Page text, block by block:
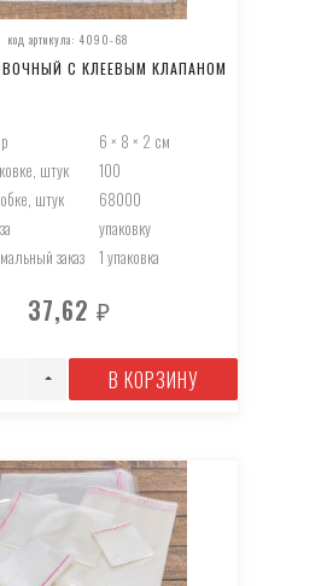
код артикула: 4090-68
С КЛЕЕВЫМ КЛАПАНОМ
6 × 8 × 2 см
штук
100
штук
68000
упаковку
заказ
1 упаковка
37,62 ₽
В КОРЗИНУ